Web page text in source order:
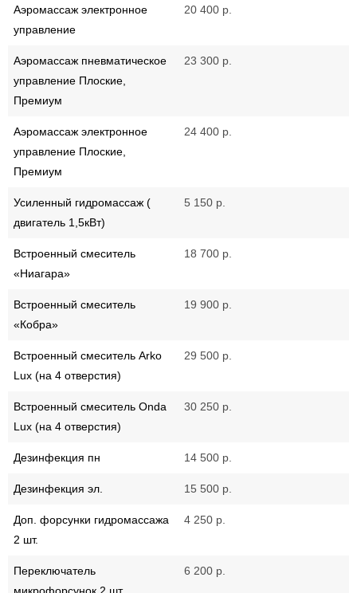
Аэромассаж электронное
управление
20 400 р.
Аэромассаж пневматическое
управление Плоские,
Премиум
23 300 р.
Аэромассаж электронное
управление Плоские,
Премиум
24 400 р.
Усиленный гидромассаж (
двигатель 1,5кВт)
5 150 р.
Встроенный смеситель
«Ниагара»
18 700 р.
Встроенный смеситель
«Кобра»
19 900 р.
Встроенный смеситель Arko
Lux (на 4 отверстия)
29 500 р.
Встроенный смеситель Onda
Lux (на 4 отверстия)
30 250 р.
Дезинфекция пн 14 500 р.
Дезинфекция эл. 15 500 р.
Доп. форсунки гидромассажа
2 шт.
4 250 р.
Переключатель
микрофорсунок 2 шт.
6 200 р.